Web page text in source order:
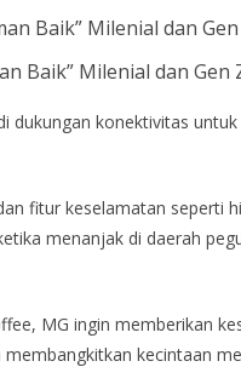
Baik” Milenial dan Gen
dukungan konektivitas
fitur keselamatan seperti
menanjak di daerah
MG ingin memberikan
kecintaan